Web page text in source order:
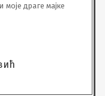
драге мајке